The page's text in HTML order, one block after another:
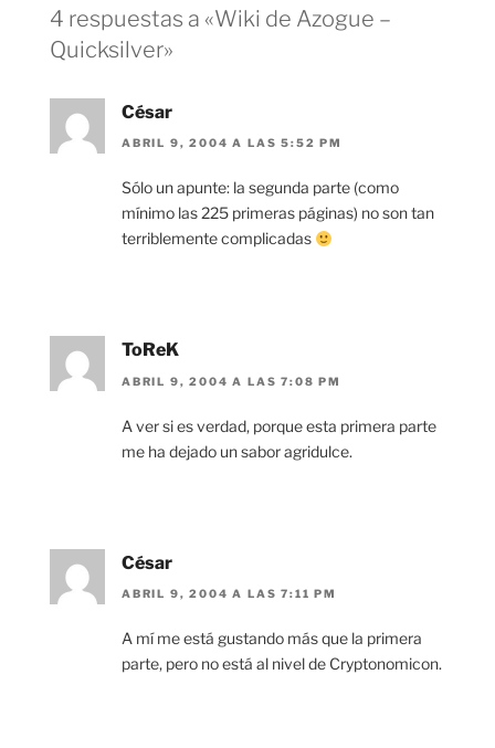
4 respuestas a «Wiki de Azogue –
Quicksilver»
César
ABRIL 9, 2004 A LAS 5:52 PM
Sólo un apunte: la segunda parte (como
mínimo las 225 primeras páginas) no son tan
terriblemente complicadas
ToReK
ABRIL 9, 2004 A LAS 7:08 PM
A ver si es verdad, porque esta primera parte
me ha dejado un sabor agridulce.
César
ABRIL 9, 2004 A LAS 7:11 PM
A mí me está gustando más que la primera
parte, pero no está al nivel de Cryptonomicon.